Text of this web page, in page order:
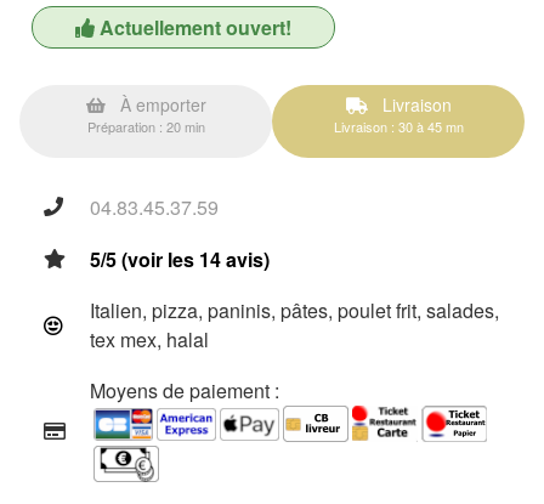
Actuellement ouvert!
À emporter
Préparation : 20 min
Livraison
Livraison : 30 à 45 mn
04.83.45.37.59
5/5 (voir les 14 avis)
Italien, pizza, paninis, pâtes, poulet frit, salades,
tex mex, halal
Moyens de paiement :